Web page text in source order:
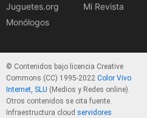
Juguetes.org
Monólogos
Mi Revista
© Contenidos bajo licencia Creative
Commons (CC) 1995-2022 Color Vivo
Internet, SLU (Medios y Redes online).
Otros contenidos se cita fuente.
Infraestructura cloud servidores